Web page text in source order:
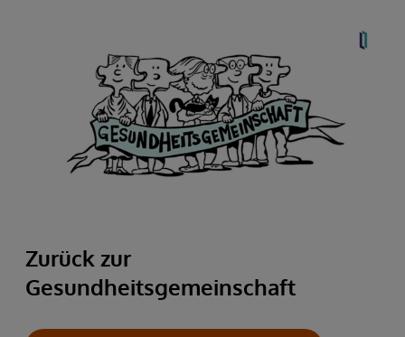
Zurück zur
Gesundheitsgemeinschaft